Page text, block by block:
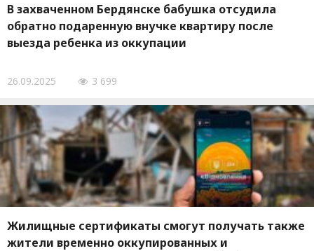
В захваченном Бердянске бабушка отсудила
обратно подаренную внучке квартиру после
выезда ребенка из оккупации
26.09.2025 3 699
Жилищные сертификаты смогут получать также
жители временно оккупированных и